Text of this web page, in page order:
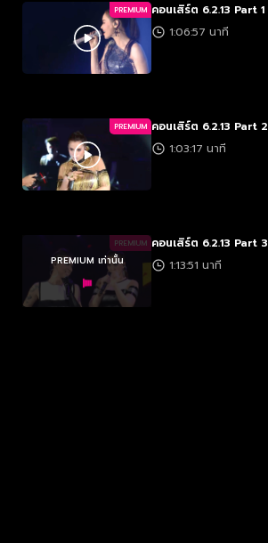
PREMIUM คอนเสิร์ต 6.2.13 Part 1
1:06:57 นาที
PREMIUM คอนเสิร์ต 6.2.13 Part 2
1:03:17 นาที
PREMIUM
PREMIUM เท่านั้น
คอนเสิร์ต 6.2.13 Part 3
1:13:51 นาที